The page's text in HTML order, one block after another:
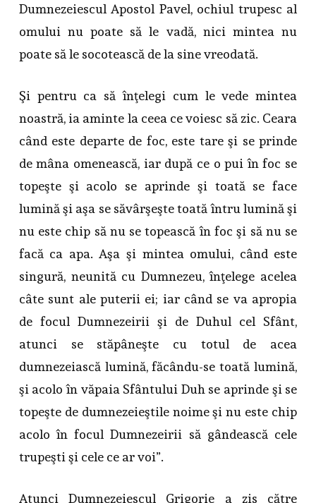
Dumnezeiescul Apostol Pavel, ochiul trupesc al
omului nu poate să le vadă, nici mintea nu
poate să le socotească de la sine vreodată.
Şi pentru ca să înţelegi cum le vede mintea
noastră, ia aminte la ceea ce voiesc să zic. Ceara
când este departe de foc, este tare şi se prinde
de mâna omenească, iar după ce o pui în foc se
topeşte şi acolo se aprinde şi toată se face
lumină şi aşa se săvârşeşte toată întru lumină şi
nu este chip să nu se topească în foc şi să nu se
facă ca apa. Aşa şi mintea omului, când este
singură, neunită cu Dumnezeu, înţelege acelea
câte sunt ale puterii ei; iar când se va apropia
de focul Dumnezeirii şi de Duhul cel Sfânt,
atunci se stăpâneşte cu totul de acea
dumnezeiască lumină, făcându-se toată lumină,
şi acolo în văpaia Sfântului Duh se aprinde şi se
topeşte de dumnezeieştile noime şi nu este chip
acolo în focul Dumnezeirii să gândească cele
trupeşti şi cele ce ar voi”.
Atunci Dumnezeiescul Grigorie a zis către